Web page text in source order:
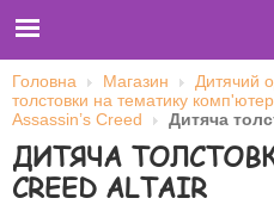
Главная
Футболки
Толстовки (кенгурушки)
Головна Магазин Дитячий
толстовки на тематику
Assassin’s Creed
Дитяча
ДИТЯЧА
CREED ALTAIR